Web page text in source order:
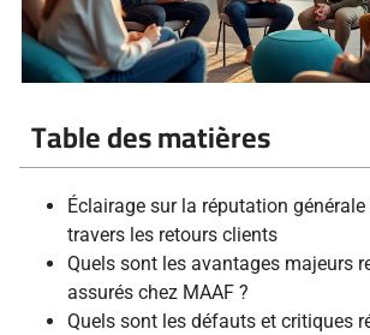
Table des matières
Éclairage sur la réputation générale
travers les retours clients
Quels sont les avantages majeurs
assurés chez MAAF ?
Quels sont les défauts et critiques